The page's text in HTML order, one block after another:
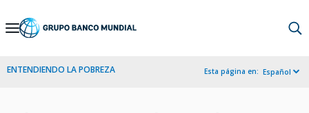
Skip
Navigation
ENTENDIENDO LA POBREZA Esta página en: Español